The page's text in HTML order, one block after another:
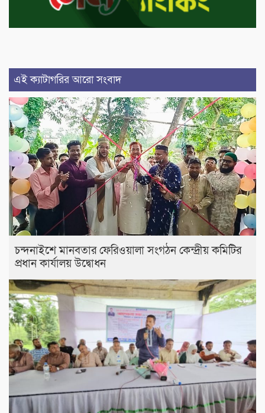
এই ক্যাটাগরির আরো সংবাদ
চন্দনাইশে মানবতার ফেরিওয়ালা সংগঠন কেন্দ্রীয় কমিটির
প্রধান কার্যালয় উদ্বোধন